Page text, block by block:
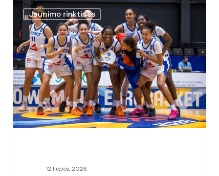
Lietuvoje
vykusiame
U20
Europos
merginų
čempionate
triumfavo
Prancūzijos
rinktinė
Jaunimo rinktinės
12 liepos, 2026